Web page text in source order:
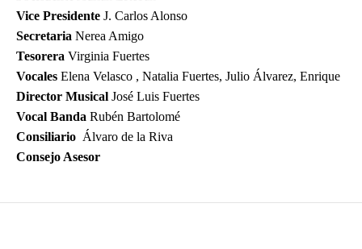
Vice Presidente J. Carlos Alonso
Secretaria Nerea Amigo
Tesorera Virginia Fuertes
Vocales Elena Velasco , Natalia Fuertes, Julio Álvarez, Enrique
Director Musical José Luis Fuertes
Vocal Banda Rubén Bartolomé
Consiliario Álvaro de la Riva
Consejo Asesor